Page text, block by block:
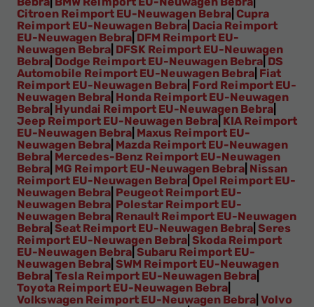
Citroen Reimport EU-Neuwagen Bebra Cupra
Reimport EU-Neuwagen Bebra Dacia Reimport
EU-Neuwagen Bebra DFM Reimport EU-
Neuwagen Bebra DFSK Reimport EU-Neuwagen
Bebra Dodge Reimport EU-Neuwagen Bebra DS
Automobile Reimport EU-Neuwagen Bebra Fiat
Reimport EU-Neuwagen Bebra Ford Reimport EU-
Neuwagen Bebra Honda Reimport EU-Neuwagen
Bebra Hyundai Reimport EU-Neuwagen Bebra
Jeep Reimport EU-Neuwagen Bebra KIA Reimport
EU-Neuwagen Bebra Maxus Reimport EU-
Neuwagen Bebra Mazda Reimport EU-Neuwagen
Bebra Mercedes-Benz Reimport EU-Neuwagen
Bebra MG Reimport EU-Neuwagen Bebra Nissan
Reimport EU-Neuwagen Bebra Opel Reimport EU-
Neuwagen Bebra Peugeot Reimport EU-
Neuwagen Bebra Polestar Reimport EU-
Neuwagen Bebra Renault Reimport EU-Neuwagen
Bebra Seat Reimport EU-Neuwagen Bebra Seres
Reimport EU-Neuwagen Bebra Skoda Reimport
EU-Neuwagen Bebra Subaru Reimport EU-
Neuwagen Bebra SWM Reimport EU-Neuwagen
Bebra Tesla Reimport EU-Neuwagen Bebra
Toyota Reimport EU-Neuwagen Bebra
Volkswagen Reimport EU-Neuwagen Bebra Volvo